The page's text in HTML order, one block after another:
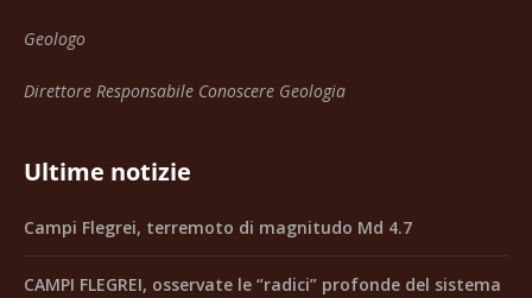
Geologo
Direttore Responsabile Conoscere Geologia
Ultime notizie
Campi Flegrei, terremoto di magnitudo Md 4.7
CAMPI FLEGREI, osservate le “radici” profonde del sistema